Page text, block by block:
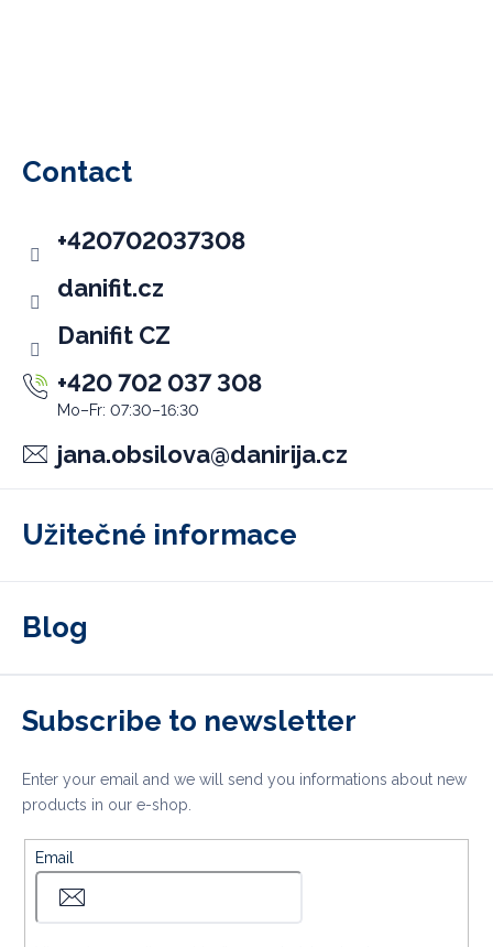
Contact
jana.obsilova@danirija.cz
+420 702 037 308
Danifit CZ
danifit.cz
+420702037308
Užitečné informace
Blog
Subscribe to newsletter
Enter your email and we will send you informations about new
products in our e-shop.
Email